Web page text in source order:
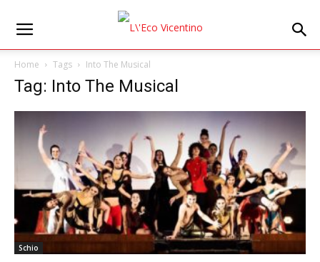
Home Tags Into The Musical
Tag: Into The Musical
Schio